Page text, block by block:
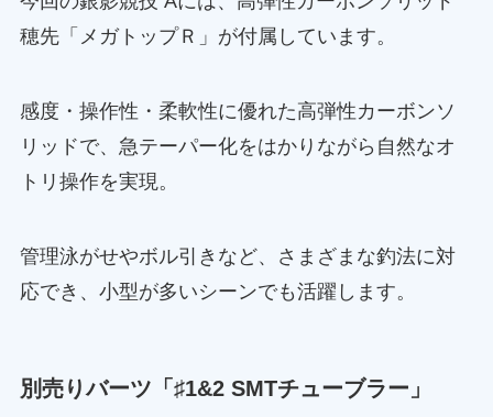
穂先「メガトップＲ」が付属しています。
感度・操作性・柔軟性に優れた高弾性カーボンソ
リッドで、急テーパー化をはかりながら自然なオ
トリ操作を実現。
管理泳がせやボル引きなど、さまざまな釣法に対
応でき、小型が多いシーンでも活躍します。
別売りバーツ「♯1&2 SMTチューブラー」